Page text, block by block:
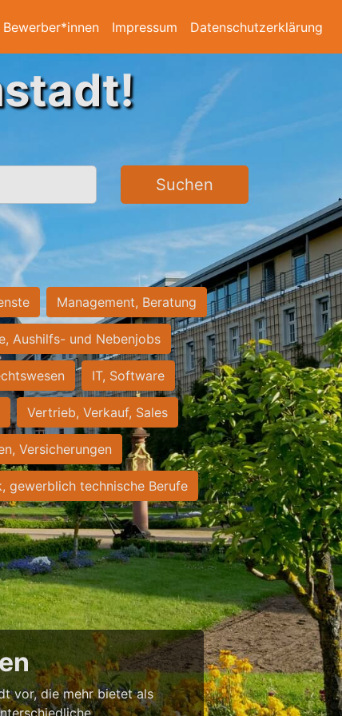
Bewerber*innen Impressum Datenschutzerklärung
Suchen
Management, Beratung
Aushilfs- und Nebenjobs
IT, Software
Vertrieb, Verkauf, Sales
Versicherungen
gewerblich technische Berufe
vor, die mehr bietet als